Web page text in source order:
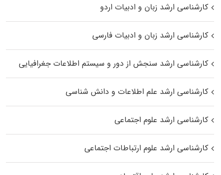
کارشناسی ارشد زبان و ادبیات اردو
کارشناسی ارشد زبان و ادبیات فارسی
کارشناسی ارشد سنجش از دور و سیستم اطلاعات جغرافیایی
کارشناسی ارشد علم اطلاعات و دانش شناسی
کارشناسی ارشد علوم اجتماعی
کارشناسی ارشد علوم ارتباطات اجتماعی